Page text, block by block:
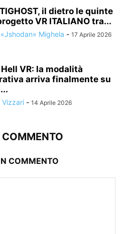
il dietro le quinte
VR ITALIANO tra...
Mighela - 17 Aprile 2026
VR: la modalità
arriva finalmente su
Vizzari - 14 Aprile 2026
COMMENTO